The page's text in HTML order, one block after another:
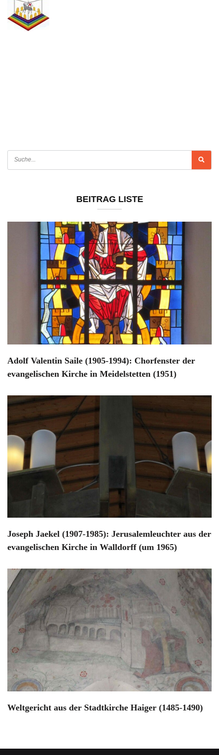
BEITRAG LISTE
Adolf Valentin Saile (1905-1994): Chorfenster der
evangelischen Kirche in Meidelstetten (1951)
Joseph Jaekel (1907-1985): Jerusalemleuchter aus der
evangelischen Kirche in Walldorff (um 1965)
Weltgericht aus der Stadtkirche Haiger (1485-1490)